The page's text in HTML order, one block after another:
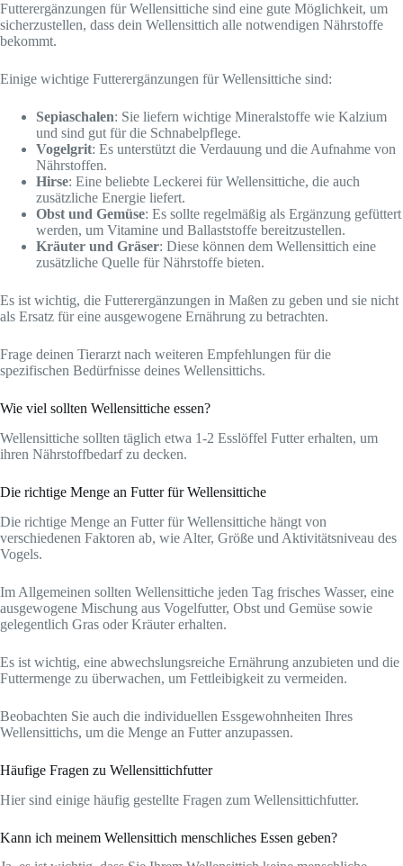
Futterergänzungen für Wellensittiche sind eine gute Möglichkeit, um
sicherzustellen, dass dein Wellensittich alle notwendigen Nährstoffe
bekommt.
Einige wichtige Futterergänzungen für Wellensittiche sind:
Sepiaschalen: Sie liefern wichtige Mineralstoffe wie Kalzium
und sind gut für die Schnabelpflege.
Vogelgrit: Es unterstützt die Verdauung und die Aufnahme von
Nährstoffen.
Hirse: Eine beliebte Leckerei für Wellensittiche, die auch
zusätzliche Energie liefert.
Obst und Gemüse: Es sollte regelmäßig als Ergänzung gefüttert
werden, um Vitamine und Ballaststoffe bereitzustellen.
Kräuter und Gräser: Diese können dem Wellensittich eine
zusätzliche Quelle für Nährstoffe bieten.
Es ist wichtig, die Futterergänzungen in Maßen zu geben und sie nicht
als Ersatz für eine ausgewogene Ernährung zu betrachten.
Frage deinen Tierarzt nach weiteren Empfehlungen für die
spezifischen Bedürfnisse deines Wellensittichs.
Wie viel sollten Wellensittiche essen?
Wellensittiche sollten täglich etwa 1-2 Esslöffel Futter erhalten, um
ihren Nährstoffbedarf zu decken.
Die richtige Menge an Futter für Wellensittiche
Die richtige Menge an Futter für Wellensittiche hängt von
verschiedenen Faktoren ab, wie Alter, Größe und Aktivitätsniveau des
Vogels.
Im Allgemeinen sollten Wellensittiche jeden Tag frisches Wasser, eine
ausgewogene Mischung aus Vogelfutter, Obst und Gemüse sowie
gelegentlich Gras oder Kräuter erhalten.
Es ist wichtig, eine abwechslungsreiche Ernährung anzubieten und die
Futtermenge zu überwachen, um Fettleibigkeit zu vermeiden.
Beobachten Sie auch die individuellen Essgewohnheiten Ihres
Wellensittichs, um die Menge an Futter anzupassen.
Häufige Fragen zu Wellensittichfutter
Hier sind einige häufig gestellte Fragen zum Wellensittichfutter.
Kann ich meinem Wellensittich menschliches Essen geben?